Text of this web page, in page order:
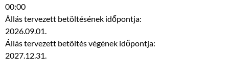
00:00
Állás tervezett betöltésének időpontja:
2026.09.01.
Állás tervezett betöltés végének időpontja:
2027.12.31.